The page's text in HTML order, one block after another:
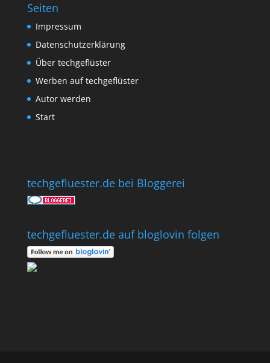
Seiten
Impressum
Datenschutzerklärung
Über techgeflüster
Werben auf techgeflüster
Autor werden
Start
techgefluester.de bei Bloggerei
techgefluester.de auf bloglovin folgen